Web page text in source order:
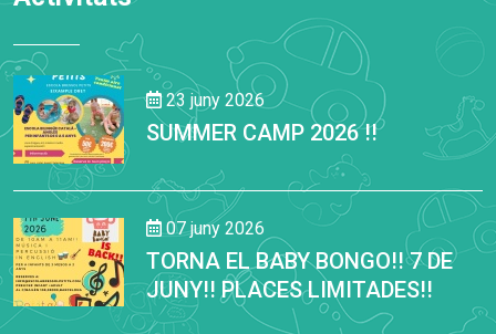
23 juny 2026
SUMMER CAMP 2026 !!
07 juny 2026
TORNA EL BABY BONGO!! 7 DE
JUNY!! PLACES LIMITADES!!